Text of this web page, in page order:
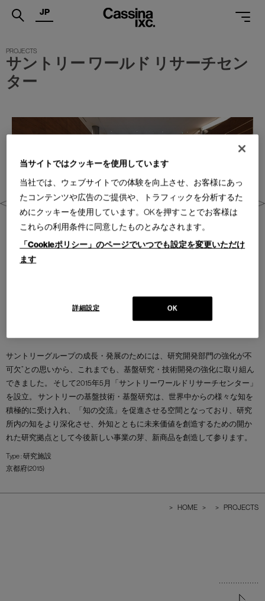
.
PRODUCTS
PROJECTS
SUPPORT
SHOPS
CATALOGUES
PROFESSIONAL
JP
サントリー ワールド リサーチセン
ター
サントリーグループの成長・発展のためには、研究開発部門の強化が不
可欠”との思いから、これまでも、基盤研究・技術開発の強化に取り組ん
できました。 そして2015年5月「サントリーワールドリサーチセンター」
を設立。 サントリーの基盤技術・基盤研究は、世界中からの様々な知を
積極的に受け入れ、「知の交流」を促進させる空間となっており、研究
所内の知をより深化させ、外知とともに未来価値を創造するための開か
れた研究拠点として今後新しい事業の芽、新商品を創造して参ります。
Type : 研究施設
京都府(2015)
> HOME > > PROJECTS
当サイトではクッキーを使用しています
当社では、ウェブサイトでの体験を向上させ、お客様にあっ
たコンテンツや広告のご提供や、トラフィックを分析するた
めにクッキーを使用しています。OKを押すことでお客様は
これらの利用条件に同意したものとみなされます。
「Cookieポリシー」のページでいつでも設定を変更いただけ
ます
OK
詳細設定